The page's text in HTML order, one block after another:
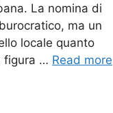
La nomina di
ma un
locale quanto
figura … Read more